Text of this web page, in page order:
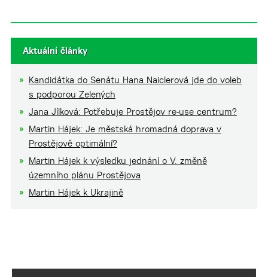
Aktuální články
Kandidátka do Senátu Hana Naiclerová jde do voleb
s podporou Zelených
Jana Jílková: Potřebuje Prostějov re-use centrum?
Martin Hájek: Je městská hromadná doprava v
Prostějově optimální?
Martin Hájek k výsledku jednání o V. změně
územního plánu Prostějova
Martin Hájek k Ukrajině